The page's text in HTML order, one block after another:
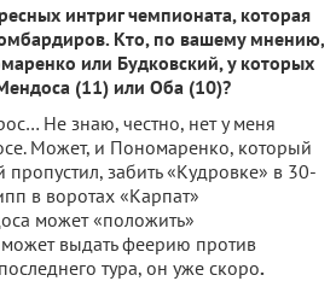
интриг чемпионата, которая
Кто, по вашему мнению,
или Будковский, у которых
(11) или Оба (10)?
Не знаю, честно, нет у меня
Может, и Пономаренко, который
пропустил, забить «Кудровке» в 30-
в воротах «Карпат»
может «положить»
выдать феерию против
тура, он уже скоро.